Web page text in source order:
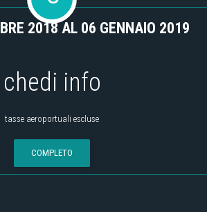
2018 AL 06 GENNAIO 2019
chedi info
tasse aeroportuali escluse
COMPLETO